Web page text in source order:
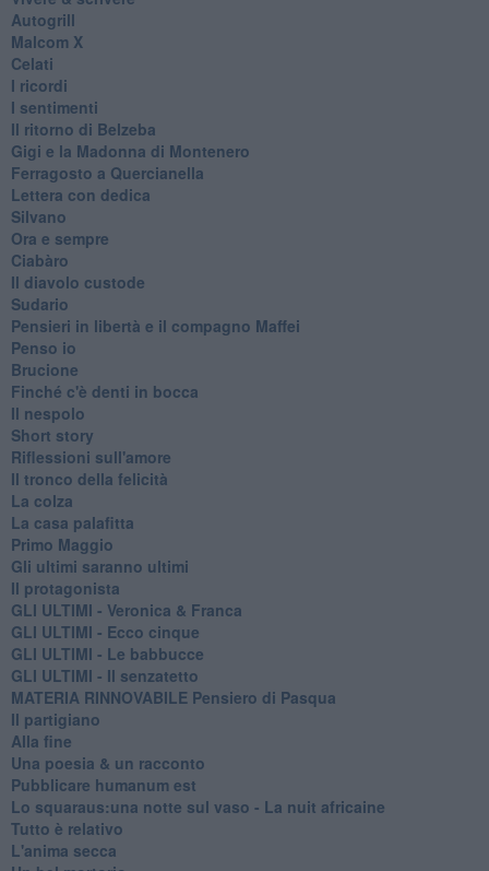
Autogrill
Malcom X
Celati
I ricordi
I sentimenti
Il ritorno di Belzeba
Gigi e la Madonna di Montenero
Ferragosto a Quercianella
Lettera con dedica
Silvano
Ora e sempre
Ciabàro
Il diavolo custode
Sudario
Pensieri in libertà e il compagno Maffei
Penso io
Brucione
Finché c'è denti in bocca
Il nespolo
Short story
Riflessioni sull'amore
Il tronco della felicità
La colza
La casa palafitta
Primo Maggio
Gli ultimi saranno ultimi
Il protagonista
GLI ULTIMI - Veronica & Franca
GLI ULTIMI - Ecco cinque
GLI ULTIMI - Le babbucce
GLI ULTIMI - Il senzatetto
MATERIA RINNOVABILE Pensiero di Pasqua
Il partigiano
Alla fine
Una poesia & un racconto
Pubblicare humanum est
Lo squaraus:una notte sul vaso - La nuit africaine
Tutto è relativo
L'anima secca